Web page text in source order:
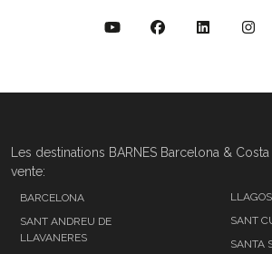
Les destinations BARNES Barcelona &
vente:
BARCELONA
SANT ANDREU DE
LLAVANERES
SANT
SANTA